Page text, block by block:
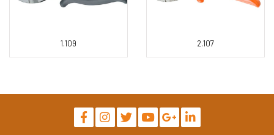
1.109 2.107